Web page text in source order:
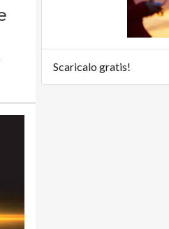
Scaricalo gratis!